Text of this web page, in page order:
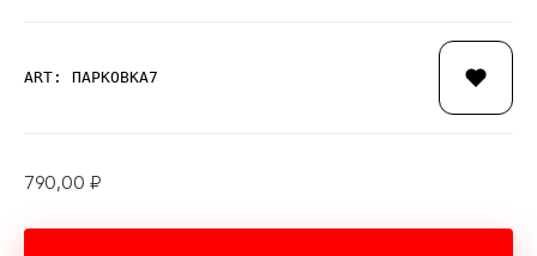
ART: ПАРКОВКА7
790,00 ₽